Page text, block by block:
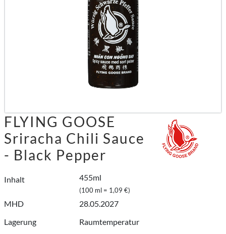
FLYING GOOSE
Sriracha Chili Sauce
- Black Pepper
Inhalt 455ml
(100 ml = 1,09 €)
MHD
28.05.2027
Lagerung
Raumtemperatur